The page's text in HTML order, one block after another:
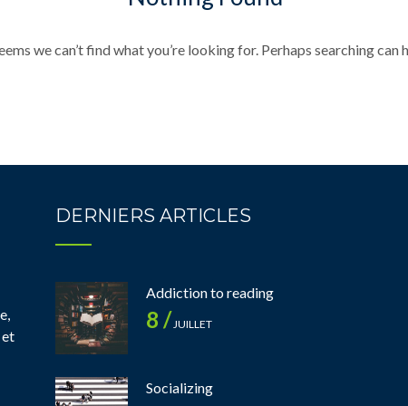
we can’t find what you’re looking for. Perhaps searching can
et
DERNIERS ARTICLES
Addiction to reading
8 /JUILLET
Socializing